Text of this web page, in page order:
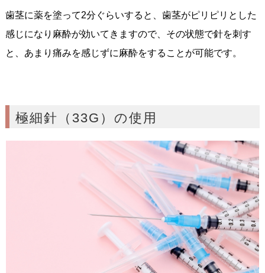
歯茎に薬を塗って2分ぐらいすると、歯茎がピリピリとした
感じになり麻酔が効いてきますので、その状態で針を刺す
と、あまり痛みを感じずに麻酔をすることが可能です。
極細針（33G）の使用